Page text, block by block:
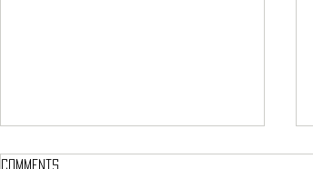
Comments